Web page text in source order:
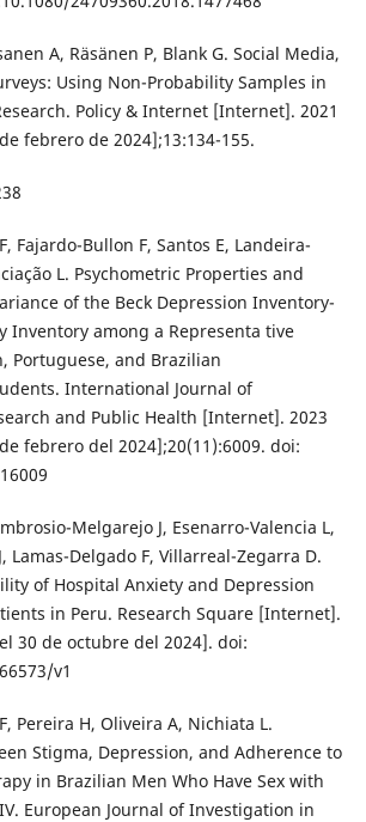
A, Räsänen P, Blank G. Social Media,
Using Non-Probability Samples in
Policy & Internet [Internet]. 2021
febrero de 2024];13:134-155.
Fajardo-Bullon F, Santos E, Landeira-
L. Psychometric Properties and
of the Beck Depression Inventory-
Inventory among a Representa tive
Portuguese, and Brazilian
International Journal of
and Public Health [Internet]. 2023
febrero del 2024];20(11):6009. doi:
Melgarejo J, Esenarro-Valencia L,
Lamas-Delgado F, Villarreal-Zegarra D.
of Hospital Anxiety and Depression
in Peru. Research Square [Internet].
30 de octubre del 2024]. doi:
v1
Pereira H, Oliveira A, Nichiata L.
Stigma, Depression, and Adherence to
in Brazilian Men Who Have Sex with
European Journal of Investigation in